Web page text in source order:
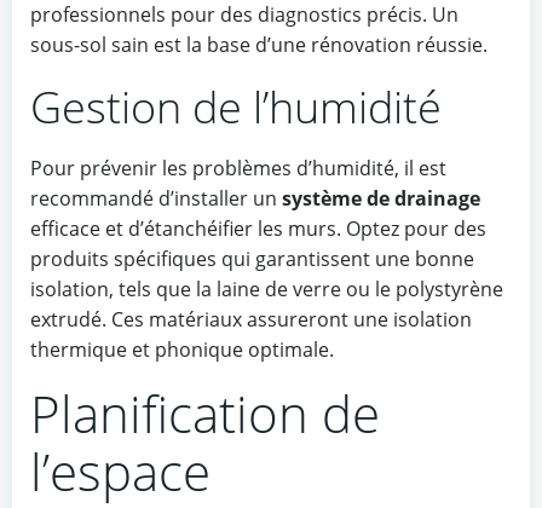
professionnels pour des diagnostics précis. Un
sous-sol sain est la base d’une rénovation réussie.
Gestion de l’humidité
Pour prévenir les problèmes d’humidité, il est
recommandé d’installer un système de drainage
efficace et d’étanchéifier les murs. Optez pour des
produits spécifiques qui garantissent une bonne
isolation, tels que la laine de verre ou le polystyrène
extrudé. Ces matériaux assureront une isolation
thermique et phonique optimale.
Planification de
l’espace